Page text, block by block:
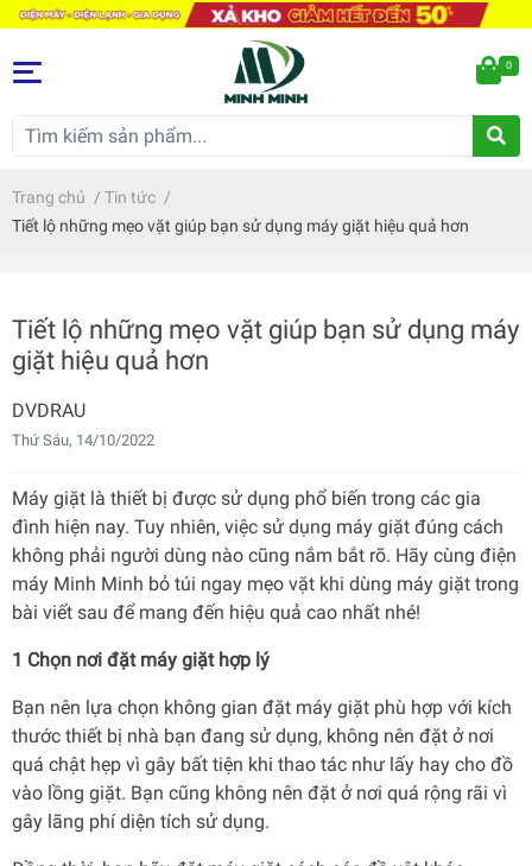
0
Trang chủ / Tin tức /
Tiết lộ những mẹo vặt giúp bạn sử dụng máy giặt hiệu quả hơn
Tiết lộ những mẹo vặt giúp bạn sử dụng máy
giặt hiệu quả hơn
DVDRAU
Thứ Sáu, 14/10/2022
Máy giặt là thiết bị được sử dụng phổ biến trong các gia
đình hiện nay. Tuy nhiên, việc sử dụng máy giặt đúng cách
không phải người dùng nào cũng nắm bắt rõ. Hãy cùng điện
máy Minh Minh bỏ túi ngay mẹo vặt khi dùng máy giặt trong
bài viết sau để mang đến hiệu quả cao nhất nhé!
1 Chọn nơi đặt máy giặt hợp lý
Bạn nên lựa chọn không gian đặt máy giặt phù hợp với kích
thước thiết bị nhà bạn đang sử dụng, không nên đặt ở nơi
quá chật hẹp vì gây bất tiện khi thao tác như lấy hay cho đồ
vào lồng giặt. Bạn cũng không nên đặt ở nơi quá rộng rãi vì
gây lãng phí diện tích sử dụng.